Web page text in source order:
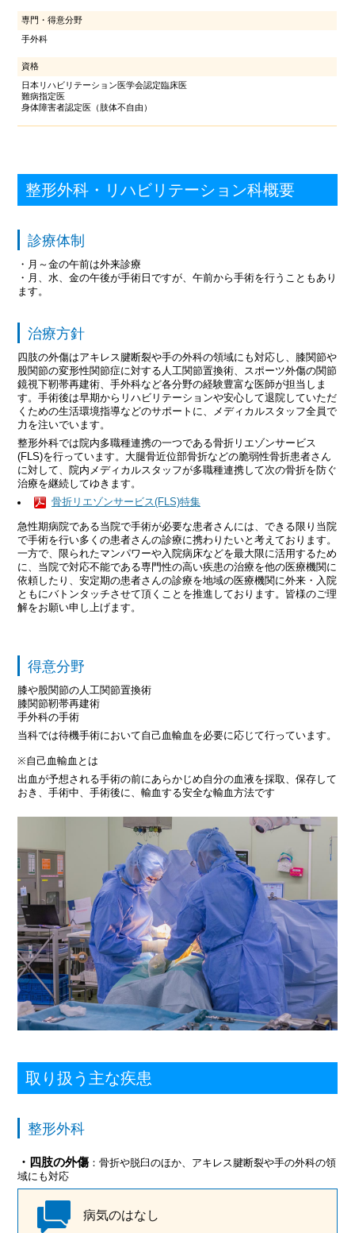
専門・得意分野
手外科
資格
日本リハビリテーション医学会認定臨床医
難病指定医
身体障害者認定医（肢体不自由）
整形外科・リハビリテーション科概要
診療体制
・月～金の午前は外来診療
・月、水、金の午後が手術日ですが、午前から手術を行うこともあり
ます。
治療方針
四肢の外傷はアキレス腱断裂や手の外科の領域にも対応し、膝関節や
股関節の変形性関節症に対する人工関節置換術、スポーツ外傷の関節
鏡視下靭帯再建術、手外科など各分野の経験豊富な医師が担当しま
す。手術後は早期からリハビリテーションや安心して退院していただ
くための生活環境指導などのサポートに、メディカルスタッフ全員で
力を注いでいます。
整形外科では院内多職種連携の一つである骨折リエゾンサービス
(FLS)を行っています。大腿骨近位部骨折などの脆弱性骨折患者さん
に対して、院内メディカルスタッフが多職種連携して次の骨折を防ぐ
治療を継続してゆきます。
骨折リエゾンサービス(FLS)特集
急性期病院である当院で手術が必要な患者さんには、できる限り当院
で手術を行い多くの患者さんの診療に携わりたいと考えております。
一方で、限られたマンパワーや入院病床などを最大限に活用するため
に、当院で対応不能である専門性の高い疾患の治療を他の医療機関に
依頼したり、安定期の患者さんの診療を地域の医療機関に外来・入院
ともにバトンタッチさせて頂くことを推進しております。皆様のご理
解をお願い申し上げます。
得意分野
膝や股関節の人工関節置換術
膝関節靭帯再建術
手外科の手術
当科では待機手術において自己血輸血を必要に応じて行っています。
※自己血輸血とは
出血が予想される手術の前にあらかじめ自分の血液を採取、保存して
おき、手術中、手術後に、輸血する安全な輸血方法です
取り扱う主な疾患
整形外科
・四肢の外傷 ：骨折や脱臼のほか、アキレス腱断裂や手の外科の領
域にも対応
病気のはなし